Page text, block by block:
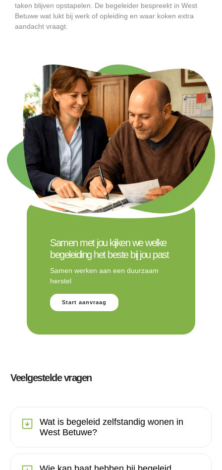
taken blijven opstapelen. De begeleider bespreekt in West
Betuwe wat lukt bij werk of opleiding en waar koken extra
aandacht vraagt.
Samen met jou kijken we welke
begeleiding het beste bij jou past
Samen werken aan een duurzaam
herstel
Start aanvraag
Veelgestelde vragen
Wat is begeleid zelfstandig wonen in
West Betuwe?